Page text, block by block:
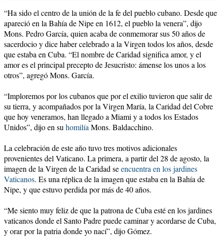
“Ha sido el centro de la unión de la fe del pueblo cubano. Desde que
apareció en la Bahía de Nipe en 1612, el pueblo la venera”, dijo
Mons. Pedro García, quien acaba de conmemorar sus 50 años de
sacerdocio y dice haber celebrado a la Virgen todos los años, desde
que estaba en Cuba. “El nombre de Caridad significa amor, y el
amor es el principal precepto de Jesucristo: ámense los unos a los
otros”, agregó Mons. García.
“Imploremos por los cubanos que por el exilio tuvieron que salir de
su tierra, y acompañados por la Virgen María, la Caridad del Cobre
que hoy veneramos, han llegado a Miami y a todos los Estados
Unidos”, dijo en suhomilíaMons. Baldacchino.
La celebración de este año tuvo tres motivos adicionales
provenientes del Vaticano. La primera, a partir del 28 de agosto, la
imagen de la Virgen de la Caridad seencuentra en los jardines
Vaticanos. Es una réplica de la imagen que estaba en la Bahía de
Nipe, y que estuvo perdida por más de 40 años.
“Me siento muy feliz de que la patrona de Cuba esté en los jardines
vaticanos donde el Santo Padre puede caminar y acordarse de Cuba,
y orar por la patria donde yo nací”, dijo Gómez.